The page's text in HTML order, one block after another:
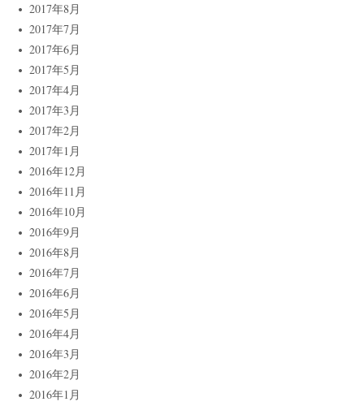
2017年8月
2017年7月
2017年6月
2017年5月
2017年4月
2017年3月
2017年2月
2017年1月
2016年12月
2016年11月
2016年10月
2016年9月
2016年8月
2016年7月
2016年6月
2016年5月
2016年4月
2016年3月
2016年2月
2016年1月